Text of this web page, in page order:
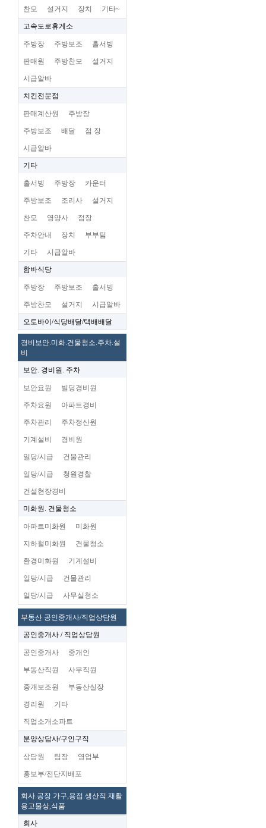
찬모 설거지 장치 기타~
고속도로휴게소
주방장 주방보조 홀서빙
판매원 주방찬모 설거지
시급알바
치킨전문점
판매계산원 주방장
주방보조 배달 점 장
시급알바
기타
홀서빙 주방장 카운터
주방보조 조리사 설거지
찬모 영양사 점장
주차안내 장치 부부팀
기타 시급알바
함바식당
주방장 주방보조 홀서빙
주방찬모 설거지 시급알바
오토바이/식당배달/택배배달
경비보안.미화.건물청소.주차.설
비
보안. 경비원. 주차
보안요원 빌딩경비원
주차요원 아파트경비
주차관리 주차정산원
기계설비 경비원
일당/시급 건물관리
일당/시급 청원경찰
건설현장경비
미화원. 건물청소
아파트미화원 미화원
지하철미화원 건물청소
환경미화원 기계설비
일당/시급 건물관리
일당/시급 사무실청소
부동산 공인중개사/직업상담원
공인중개사 / 직업상담원
공인중개사 중개인
부동산직원 사무직원
중개보조원 부동산실장
경리원 기타
직업소개소파트
분양상담사/구인구직
상담원 팀장 영업부
홍보부/전단지배포
회사.공장.가구,용접.생산직.재활
용고물상,식품
회사